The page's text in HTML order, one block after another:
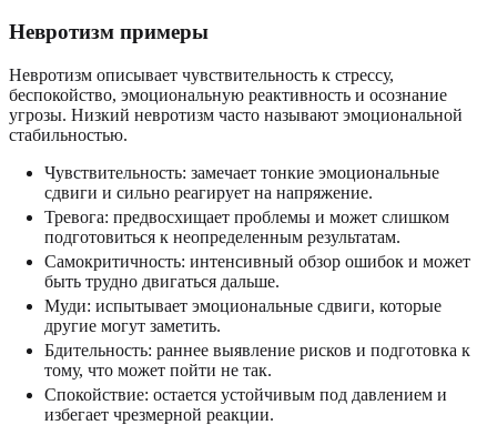
Невротизм примеры
Невротизм описывает чувствительность к стрессу,
беспокойство, эмоциональную реактивность и осознание
угрозы. Низкий невротизм часто называют эмоциональной
стабильностью.
Чувствительность: замечает тонкие эмоциональные
сдвиги и сильно реагирует на напряжение.
Тревога: предвосхищает проблемы и может слишком
подготовиться к неопределенным результатам.
Самокритичность: интенсивный обзор ошибок и может
быть трудно двигаться дальше.
Муди: испытывает эмоциональные сдвиги, которые
другие могут заметить.
Бдительность: раннее выявление рисков и подготовка к
тому, что может пойти не так.
Спокойствие: остается устойчивым под давлением и
избегает чрезмерной реакции.